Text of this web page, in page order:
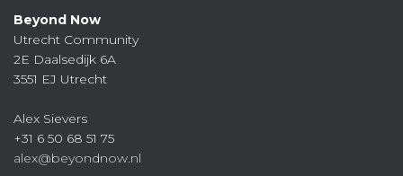
Beyond Now
Utrecht Community
2E Daalsedijk 6A
3551 EJ Utrecht
Alex Sievers
+31 6 50 68 51 75
alex@beyondnow.nl